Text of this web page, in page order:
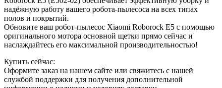
надёжную работу вашего робота-пылесоса на всех типах
полов и покрытий.
Обновите ваш робот-пылесос Xiaomi Roborock E5 с помощью
оригинального мотора основной щетки прямо сейчас и
наслаждайтесь его максимальной производительностью!
Купить сейчас:
Оформите заказ на нашем сайте или свяжитесь с нашей
службой поддержки для получения дополнительной